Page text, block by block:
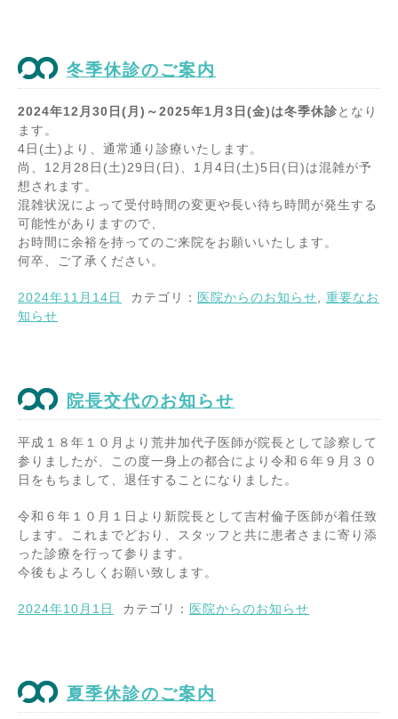
冬季休診のご案内
2024年12月30日(月)～2025年1月3日(金)は冬季休診となり
ます。
4日(土)より、通常通り診療いたします。
尚、12月28日(土)29日(日)、1月4日(土)5日(日)は混雑が予
想されます。
混雑状況によって受付時間の変更や長い待ち時間が発生する
可能性がありますので、
お時間に余裕を持ってのご来院をお願いいたします。
何卒、ご了承ください。
2024年11月14日 カテゴリ： 医院からのお知らせ
重要なお
知らせ
院長交代のお知らせ
平成１８年１０月より荒井加代子医師が院長として診察して
参りましたが、この度一身上の都合により令和６年９月３０
日をもちまして、退任することになりました。
令和６年１０月１日より新院長として吉村倫子医師が着任致
します。これまでどおり、スタッフと共に患者さまに寄り添
った診療を行って参ります。
今後もよろしくお願い致します。
2024年10月1日 カテゴリ： 医院からのお知らせ
夏季休診のご案内